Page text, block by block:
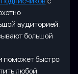
аудиторией.
большой
поможет быстро
любой